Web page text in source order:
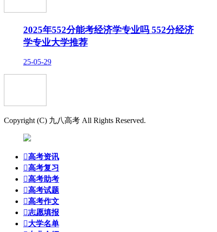
2025年552分能考经济学专业吗 552分经济
学专业大学推荐
25-05-29
Copyright (C) 九八高考 All Rights Reserved.
高考资讯
高考复习
高考助考
高考试题
高考作文
志愿填报
大学名单